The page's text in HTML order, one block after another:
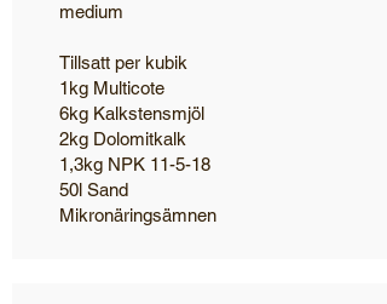
medium
Tillsatt per kubik
1kg Multicote
6kg Kalkstensmjöl
2kg Dolomitkalk
1,3kg NPK 11-5-18
50l Sand
Mikronäringsämnen